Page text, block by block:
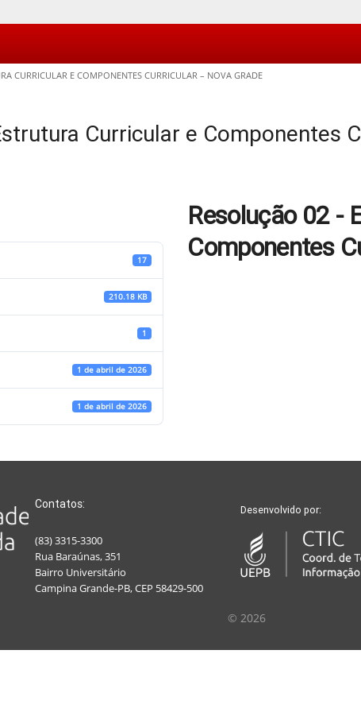
CURRICULAR E COMPONENTES CURRICULAR – NOVA GRADE
Curricular e Componentes
17
210.18 KB
1
1 de abril de 2026
1 de abril de 2026
Resolução 02 -
Componentes
Contatos:
(83) 3315-3300
Rua Baraúnas, 351
Bairro Universitário
Campina Grande-PB, CEP 58429-500
Desenvolvido por:
© 2026